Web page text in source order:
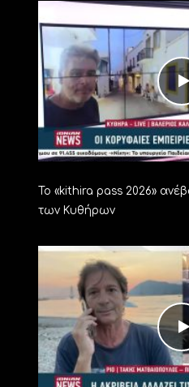
Το «kithira pass 2026»
των Κυθήρων